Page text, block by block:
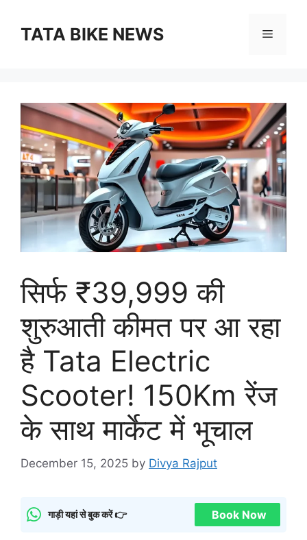
contentTATA BIKE NEWS Menu
सिर्फ ₹39,999 की
शुरुआती कीमत पर आ रहा
है Tata Electric
Scooter! 150Km रेंज
के साथ मार्केट में भूचाल
December 15, 2025 by Divya Rajput
गाड़ी यहां से बुक करें 👉 Book Now